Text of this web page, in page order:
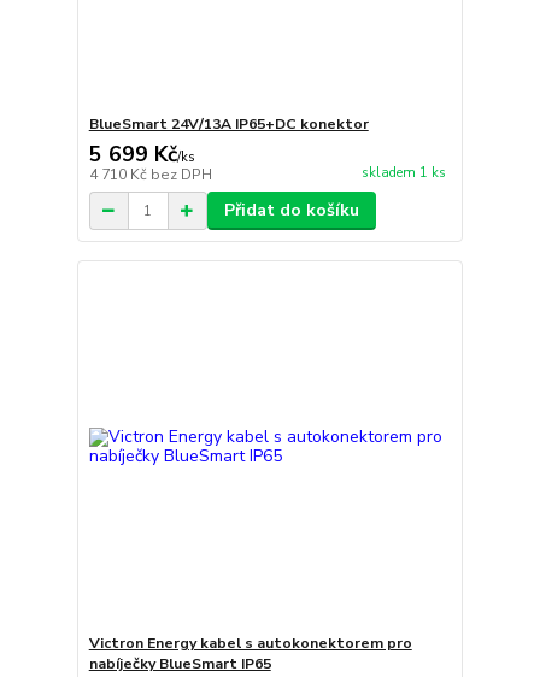
BlueSmart 24V/13A IP65+DC konektor
5 699 Kč/ks
4 710 Kč bez DPH skladem 1 ks
Přidat do košíku
Victron Energy kabel s autokonektorem pro
nabíječky BlueSmart IP65